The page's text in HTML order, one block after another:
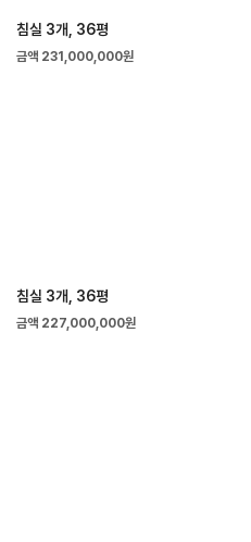
침실 3개, 36평
금액 231,000,000원
침실 3개, 36평
금액 227,000,000원